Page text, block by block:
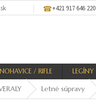
+421 917 646 220
NOHAVICE / RIFLE LEGÍNY
Letné súpravy